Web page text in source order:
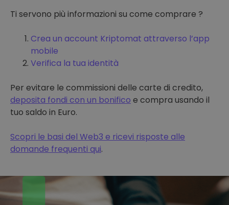
Ti servono più informazioni su come comprare ?
Crea un account Kriptomat attraverso l’app
mobile
Verifica la tua identità
Per evitare le commissioni delle carte di credito,
deposita fondi con un bonifico e compra usando il
tuo saldo in Euro.
Scopri le basi del Web3 e ricevi risposte alle
domande frequenti qui.